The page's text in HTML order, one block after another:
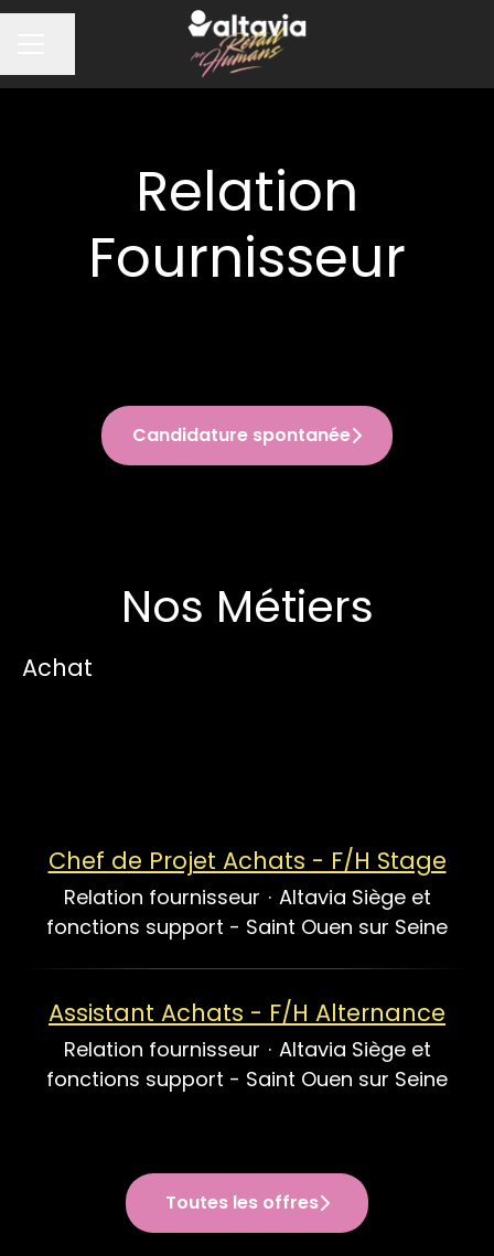
Relation
Fournisseur
Candidature spontanée
Nos Métiers
Achat
Chef de Projet Achats - F/H Stage
Relation fournisseur · Altavia Siège et
fonctions support - Saint Ouen sur Seine
Assistant Achats - F/H Alternance
Relation fournisseur · Altavia Siège et
fonctions support - Saint Ouen sur Seine
Toutes les offres